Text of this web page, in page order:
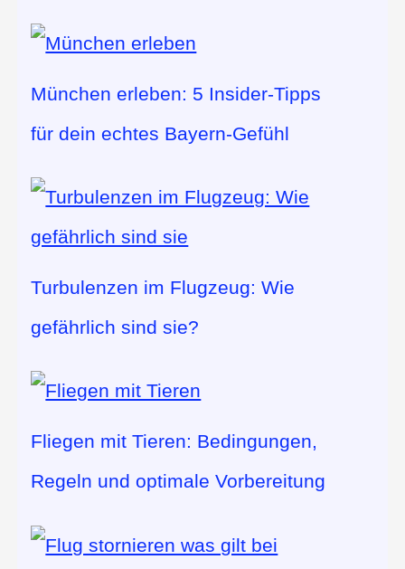
München erleben: 5 Insider-Tipps
für dein echtes Bayern-Gefühl
Turbulenzen im Flugzeug: Wie
gefährlich sind sie?
Fliegen mit Tieren: Bedingungen,
Regeln und optimale Vorbereitung